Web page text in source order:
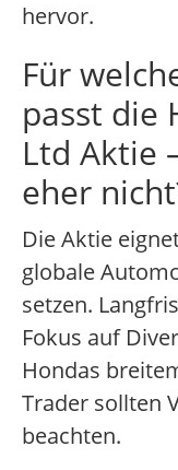
hervor.
Für
passt die
Ltd Aktie
eher
Die Aktie
globale
setzen.
Fokus auf
Hondas
Trader sollten
beachten.